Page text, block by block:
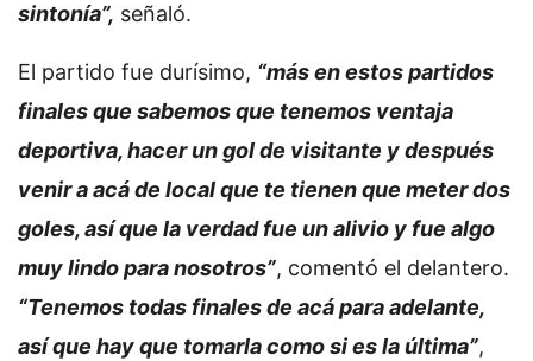
sintonía”, señaló.
El partido fue durísimo, “más en estos partidos
finales que sabemos que tenemos ventaja
deportiva, hacer un gol de visitante y después
venir a acá de local que te tienen que meter dos
goles, así que la verdad fue un alivio y fue algo
muy lindo para nosotros”, comentó el delantero.
“Tenemos todas finales de acá para adelante,
así que hay que tomarla como si es la última”,